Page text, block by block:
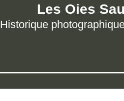
Les Oies
Historique